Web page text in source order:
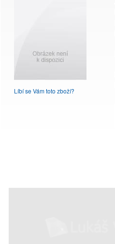
Líbí se Vám toto zboží?